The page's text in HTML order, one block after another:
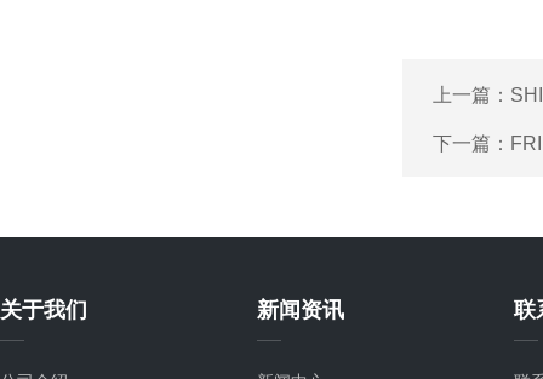
上一篇：
下一篇：
关于我们 新闻资讯 联